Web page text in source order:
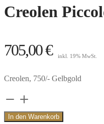
Creolen
705,00€ inkl. 19% MwSt.
Creolen, 750/- Gelbgold
Creolen
Piccolo,
In den Warenkorb